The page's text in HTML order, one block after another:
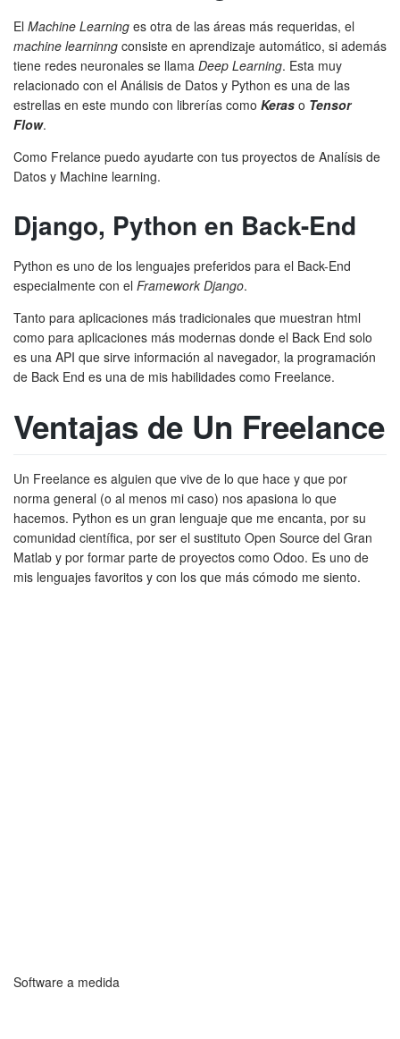
El Machine Learning es otra de las áreas más requeridas, el
machine learninng consiste en aprendizaje automático, si además
tiene redes neuronales se llama Deep Learning. Esta muy
relacionado con el Análisis de Datos y Python es una de las
estrellas en este mundo con librerías como Keras o Tensor
Flow.
Como Frelance puedo ayudarte con tus proyectos de Analísis de
Datos y Machine learning.
Django, Python en Back-End
Python es uno de los lenguajes preferidos para el Back-End
especialmente con el Framework Django.
Tanto para aplicaciones más tradicionales que muestran html
como para aplicaciones más modernas donde el Back End solo
es una API que sirve información al navegador, la programación
de Back End es una de mis habilidades como Freelance.
Ventajas de Un Freelance
Un Freelance es alguien que vive de lo que hace y que por
norma general (o al menos mi caso) nos apasiona lo que
hacemos. Python es un gran lenguaje que me encanta, por su
comunidad científica, por ser el sustituto Open Source del Gran
Matlab y por formar parte de proyectos como Odoo. Es uno de
mis lenguajes favoritos y con los que más cómodo me siento.
Software a medida